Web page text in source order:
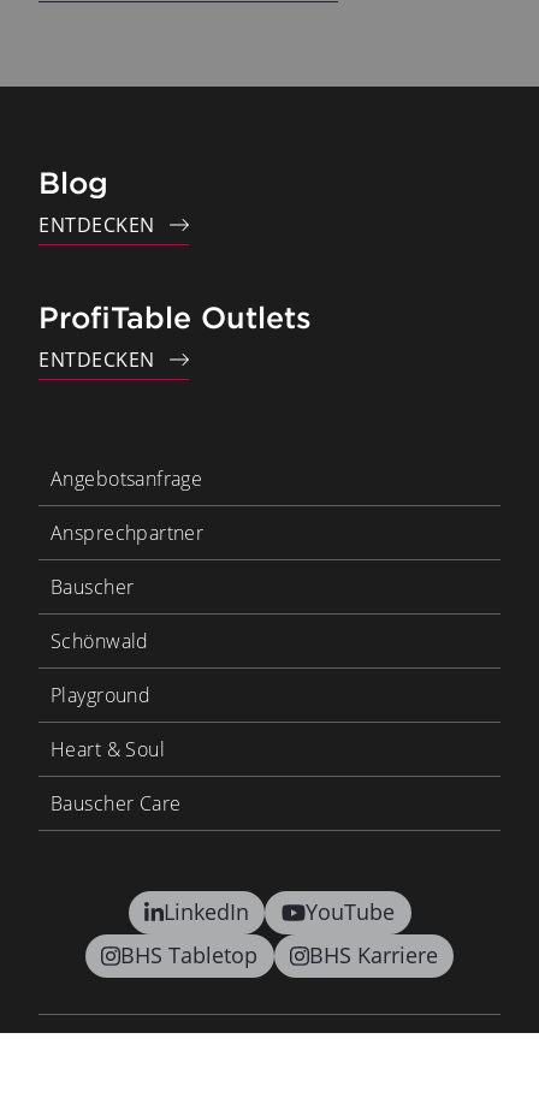
Blog
ENTDECKEN
ProfiTable Outlets
ENTDECKEN
LinkedIn
YouTube
BHS Tabletop
BHS Karriere
Angebotsanfrage
Ansprechpartner
Bauscher
Schönwald
Playground
Heart & Soul
Bauscher Care